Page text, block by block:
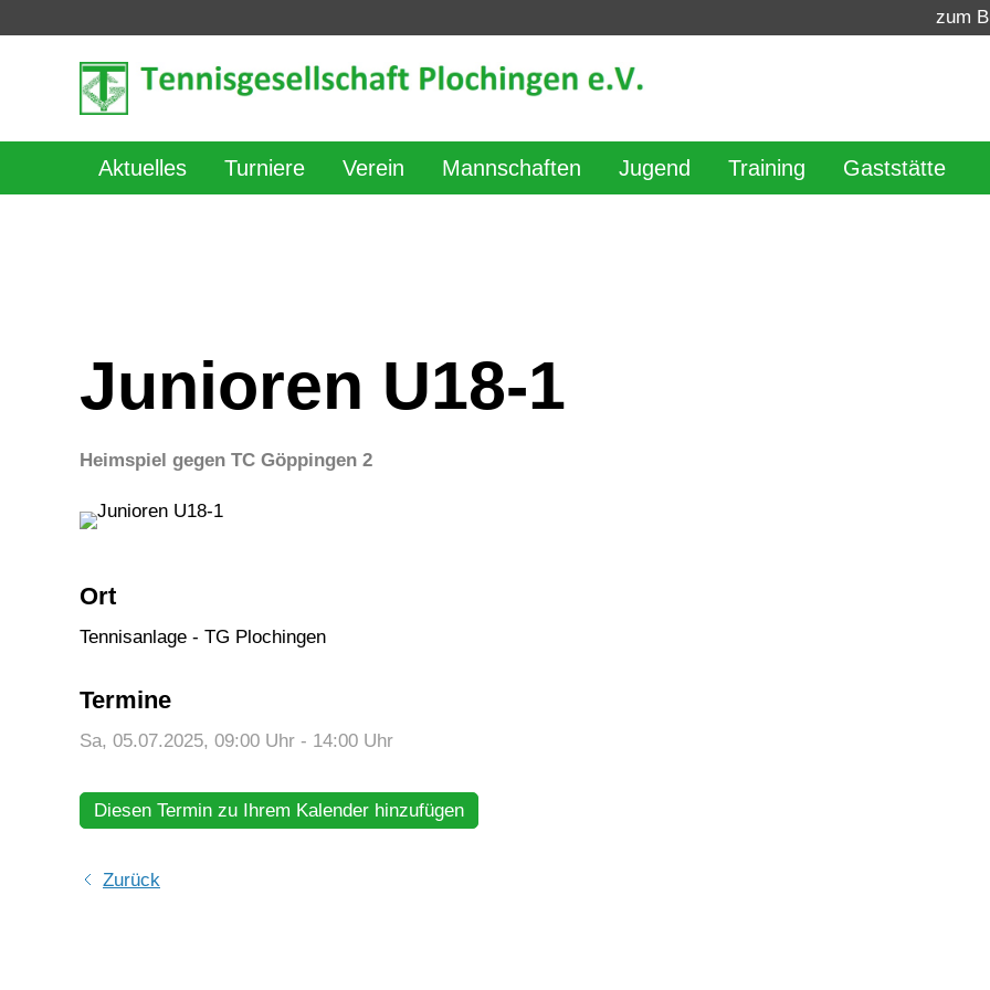
zum
Aktuelles Turniere Verein Mannschaften Jugend Training Gaststätte
Junioren U18-1
Heimspiel gegen TC Göppingen 2
Ort
Tennisanlage - TG Plochingen
Termine
Sa, 05.07.2025, 09:00 Uhr - 14:00 Uhr
Diesen Termin zu Ihrem Kalender hinzufügen
Zurück